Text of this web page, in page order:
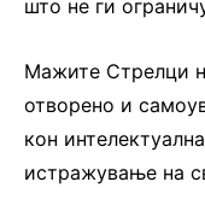
што не ги
Мажите Стрелци
отворено и
кон
истражување на